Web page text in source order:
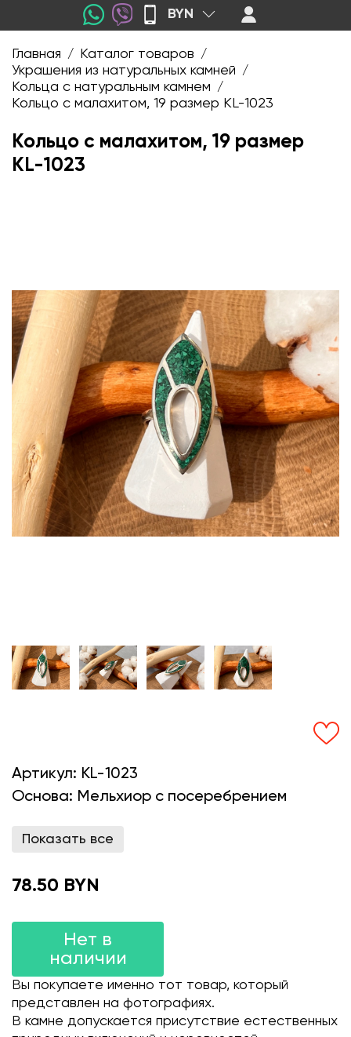
BYN
Главная / Каталог товаров /
Украшения из натуральных камней /
Кольца с натуральным камнем /
Кольцо с малахитом, 19 размер KL-1023
Кольцо с малахитом, 19 размер
KL-1023
Артикул: KL-1023
Основа: Мельхиор с посеребрением
Показать все
78.50 BYN
Нет в
наличии
Вы покупаете именно тот товар, который
представлен на фотографиях.
В камне допускается присутствие естественных